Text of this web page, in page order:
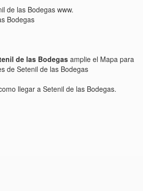
de las Bodegas www.
Bodegas
de las Bodegas amplie el Mapa para
de Setenil de las Bodegas
llegar a Setenil de las Bodegas.